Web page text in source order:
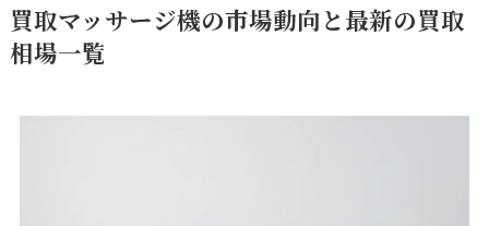
買取マッサージ機の市場動向と最新の買取
相場一覧